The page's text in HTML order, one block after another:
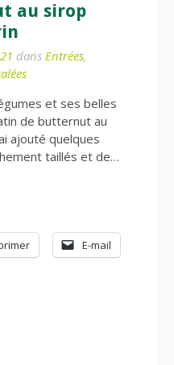
au sirop
dans Entrées,
et ses belles
de butternut au
ajouté quelques
taillés et de…
E-mail